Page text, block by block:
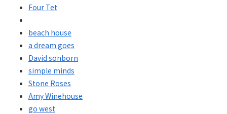
Four Tet
beach house
a dream goes
David sonborn
simple minds
Stone Roses
Amy Winehouse
go west